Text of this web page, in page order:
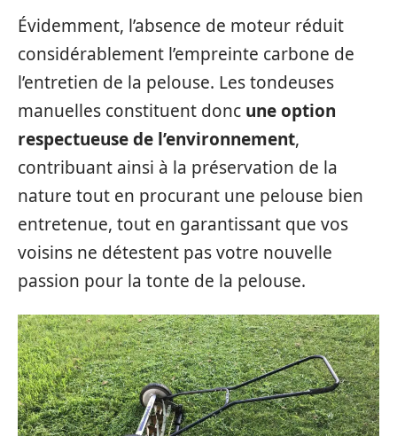
Évidemment, l’absence de moteur réduit
considérablement l’empreinte carbone de
l’entretien de la pelouse. Les tondeuses
manuelles constituent donc une option
respectueuse de l’environnement,
contribuant ainsi à la préservation de la
nature tout en procurant une pelouse bien
entretenue, tout en garantissant que vos
voisins ne détestent pas votre nouvelle
passion pour la tonte de la pelouse.